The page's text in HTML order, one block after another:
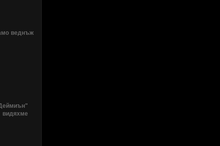
веднъж